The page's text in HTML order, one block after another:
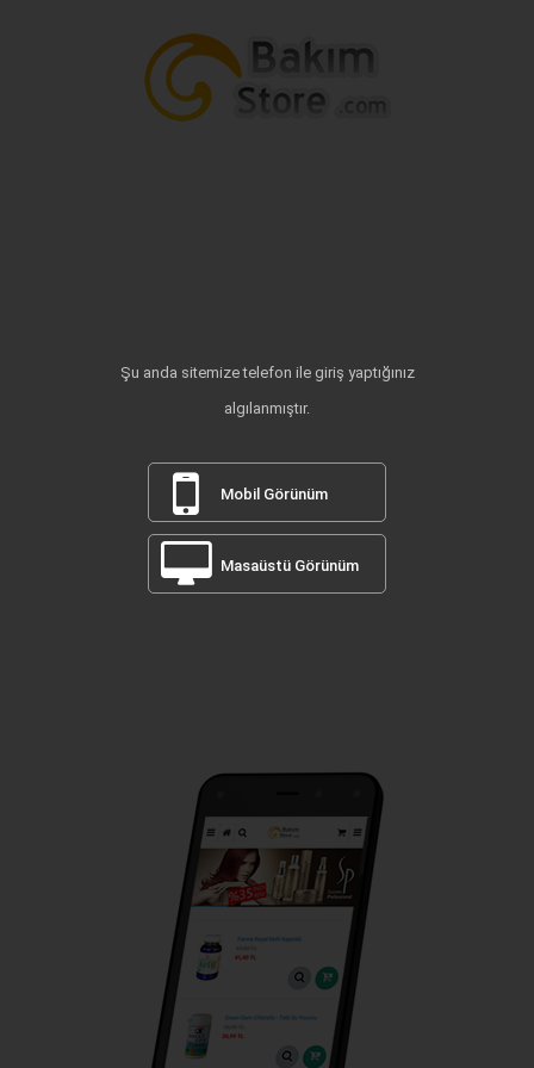
Şu anda sitemize telefon ile giriş yaptığınız
algılanmıştır.
Mobil Görünüm
Masaüstü Görünüm